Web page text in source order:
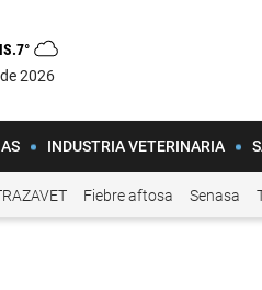
7°
2026
INDUSTRIA VETERINARIA
Fiebre aftosa Senasa